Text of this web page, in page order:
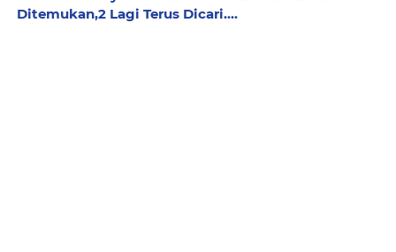
Ditemukan,2 Lagi Terus Dicari....